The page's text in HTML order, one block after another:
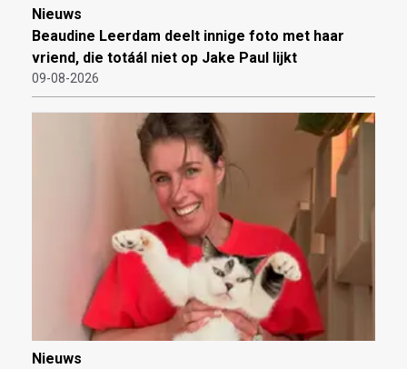
Nieuws
Beaudine Leerdam deelt innige foto met haar
vriend, die totáál niet op Jake Paul lijkt
09-08-2026
Nieuws